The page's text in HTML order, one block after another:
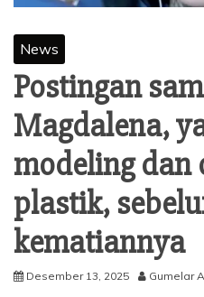
News
Postingan
Magdalena,
modeling dan
plastik,
kematiannya
Desember 13, 2025 Gumelar